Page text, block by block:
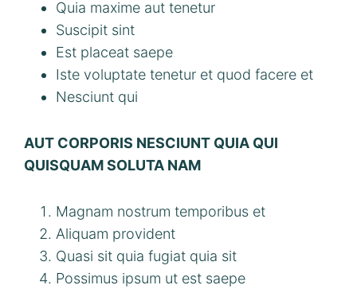
Quia maxime aut tenetur
Suscipit sint
Est placeat saepe
Iste voluptate tenetur et quod facere et
Nesciunt qui
AUT CORPORIS NESCIUNT QUIA QUI
QUISQUAM SOLUTA NAM
Magnam nostrum temporibus et
Aliquam provident
Quasi sit quia fugiat quia sit
Possimus ipsum ut est saepe